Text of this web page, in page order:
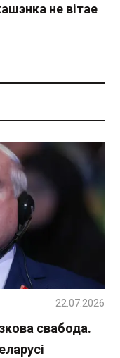
не вітае
свабода.
22.07.2026